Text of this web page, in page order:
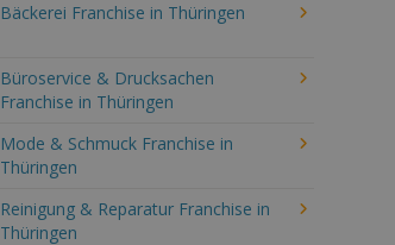
Bäckerei Franchise in Thüringen
Büroservice & Drucksachen
Franchise in Thüringen
Mode & Schmuck Franchise in
Thüringen
Reinigung & Reparatur Franchise in
Thüringen